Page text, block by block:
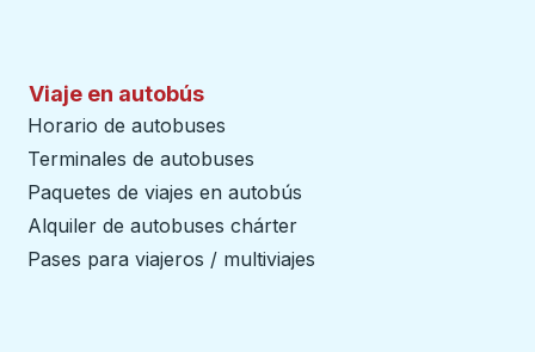
Viaje en autobús
Horario de autobuses
Terminales de autobuses
Paquetes de viajes en autobús
Alquiler de autobuses chárter
Pases para viajeros / multiviajes